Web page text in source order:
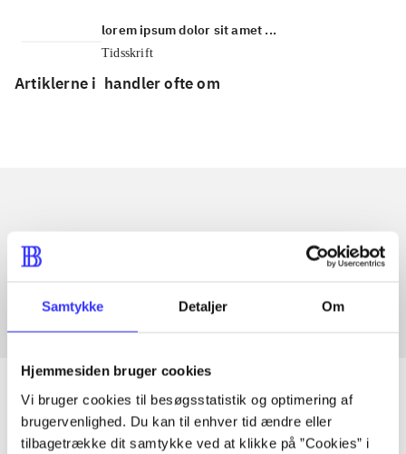
Samtykke Detaljer Om
Hjemmesiden bruger cookies
Vi bruger cookies til besøgsstatistik og optimering af
brugervenlighed. Du kan til enhver tid ændre eller
tilbagetrække dit samtykke ved at klikke på ”Cookies” i
lorem ipsum dolor sit amet ...
Tidsskrift
Artiklerne i handler ofte om
Artikler med samme emner
Fra
Artikler